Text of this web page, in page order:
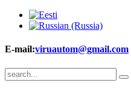
E-mail:viruautom@gmail.com